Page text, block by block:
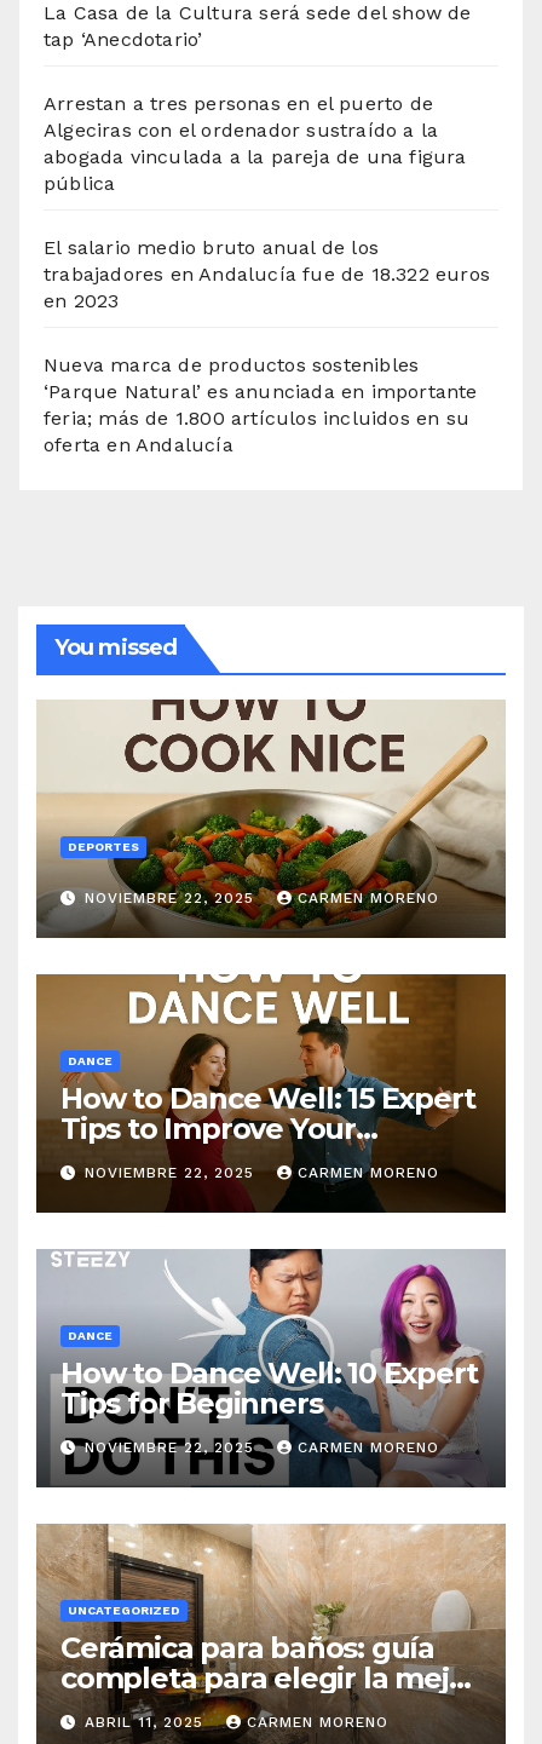
La Casa de la Cultura será sede del show de
tap ‘Anecdotario’
Arrestan a tres personas en el puerto de
Algeciras con el ordenador sustraído a la
abogada vinculada a la pareja de una figura
pública
El salario medio bruto anual de los
trabajadores en Andalucía fue de 18.322 euros
en 2023
Nueva marca de productos sostenibles
‘Parque Natural’ es anunciada en importante
feria; más de 1.800 artículos incluidos en su
oferta en Andalucía
You missed
DEPORTES
NOVIEMBRE 22, 2025 CARMEN MORENO
DANCE
How to Dance Well: 15 Expert
Tips to Improve Your
Dancing Skills Fast
NOVIEMBRE 22, 2025 CARMEN MORENO
DANCE
How to Dance Well: 10 Expert
Tips for Beginners
NOVIEMBRE 22, 2025 CARMEN MORENO
UNCATEGORIZED
Cerámica para baños: guía
completa para elegir la mejor
opción
ABRIL 11, 2025 CARMEN MORENO